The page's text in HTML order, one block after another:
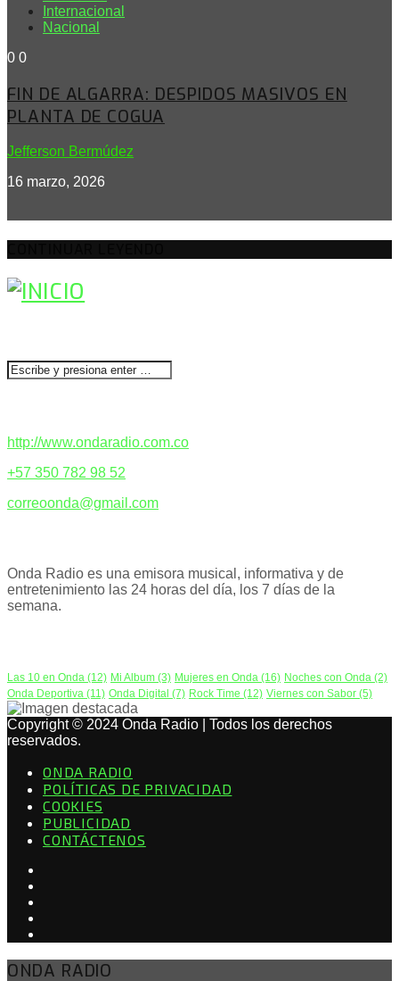
Internacional
Nacional
0 0
FIN DE ALGARRA: DESPIDOS MASIVOS EN
PLANTA DE COGUA
Jefferson Bermúdez
16 marzo, 2026
http://www.ondaradio.com.co
+57 350 782 98 52
correoonda@gmail.com
Onda Radio es una emisora musical, informativa y de
entretenimiento las 24 horas del día, los 7 días de la
semana.
Las 10 en Onda (12) Mi Album (3) Mujeres en Onda (16) Noches con Onda (2)
Onda Deportiva (11) Onda Digital (7) Rock Time (12) Viernes con Sabor (5)
Copyright © 2024 Onda Radio | Todos los derechos
reservados.
ONDA RADIO
POLÍTICAS DE PRIVACIDAD
COOKIES
PUBLICIDAD
CONTÁCTENOS
ONDA RADIO